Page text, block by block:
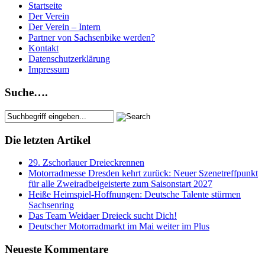
Startseite
Der Verein
Der Verein – Intern
Partner von Sachsenbike werden?
Kontakt
Datenschutzerklärung
Impressum
Suche….
Die letzten Artikel
29. Zschorlauer Dreieckrennen
Motorradmesse Dresden kehrt zurück: Neuer Szenetreffpunkt
für alle Zweiradbeigeisterte zum Saisonstart 2027
Heiße Heimspiel-Hoffnungen: Deutsche Talente stürmen
Sachsenring
Das Team Weidaer Dreieck sucht Dich!
Deutscher Motorradmarkt im Mai weiter im Plus
Neueste Kommentare